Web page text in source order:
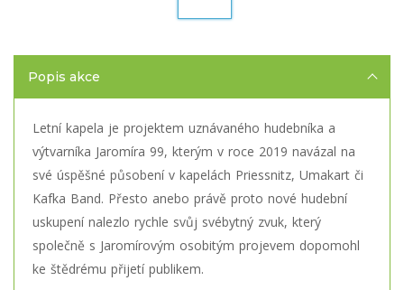
Popis akce
Letní kapela je projektem uznávaného hudebníka a
výtvarníka Jaromíra 99, kterým v roce 2019 navázal na
své úspěšné působení v kapelách Priessnitz, Umakart či
Kafka Band. Přesto anebo právě proto nové hudební
uskupení nalezlo rychle svůj svébytný zvuk, který
společně s Jaromírovým osobitým projevem dopomohl
ke štědrému přijetí publikem.